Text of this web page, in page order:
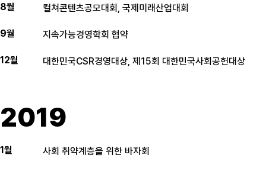
8월 컬쳐콘텐츠공모대회, 국제미래산업대회
9월 지속가능경영학회 협약
12월 대한민국CSR경영대상, 제15회 대한민국사회공헌대상
2019
1월 사회 취약계층을 위한 바자회